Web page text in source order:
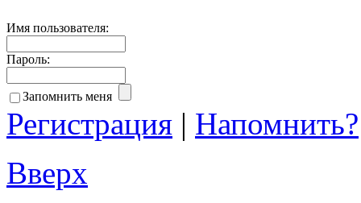
Имя пользователя:
Пароль:
Запомнить меня
Регистрация | Напомнить?
Вверх